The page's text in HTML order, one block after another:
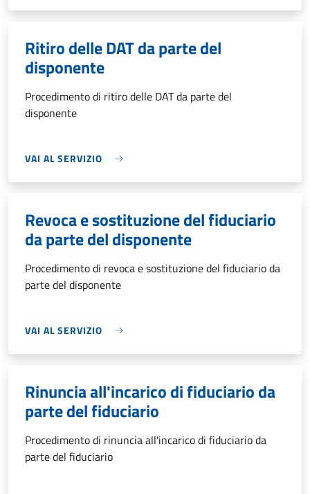
Ritiro delle DAT da parte del
disponente
Procedimento di ritiro delle DAT da parte del
disponente
VAI AL SERVIZIO
Revoca e sostituzione del fiduciario
da parte del disponente
Procedimento di revoca e sostituzione del fiduciario da
parte del disponente
VAI AL SERVIZIO
Rinuncia all'incarico di fiduciario da
parte del fiduciario
Procedimento di rinuncia all'incarico di fiduciario da
parte del fiduciario